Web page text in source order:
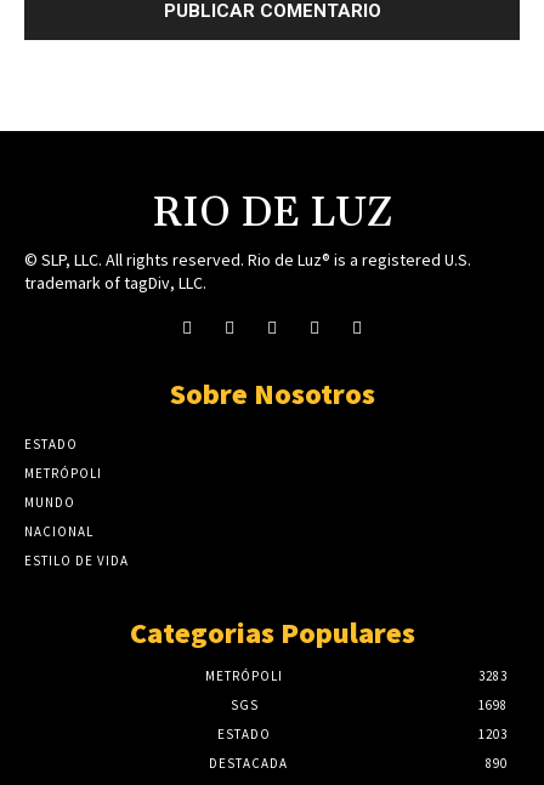
RIO DE LUZ
© SLP, LLC. All rights reserved. Rio de Luz® is a registered U.S.
trademark of tagDiv, LLC.
Sobre Nosotros
ESTADO
METRÓPOLI
MUNDO
NACIONAL
ESTILO DE VIDA
Categorias Populares
METRÓPOLI
3283
SGS
1698
ESTADO
1203
DESTACADA
890